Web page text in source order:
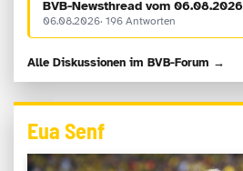
BVB-Newsthread vom 06.08.2026
06.08.2026 196 Antworten
Alle Diskussionen im BVB-Forum →
Eua Senf